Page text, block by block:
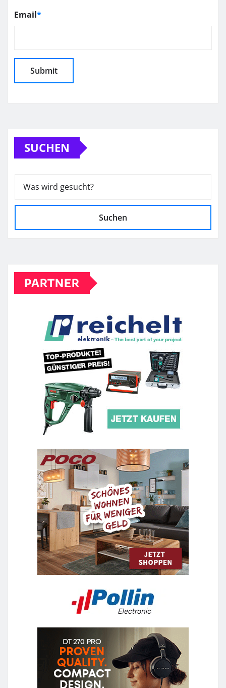
Email*
SUCHEN
Suchen
PARTNER